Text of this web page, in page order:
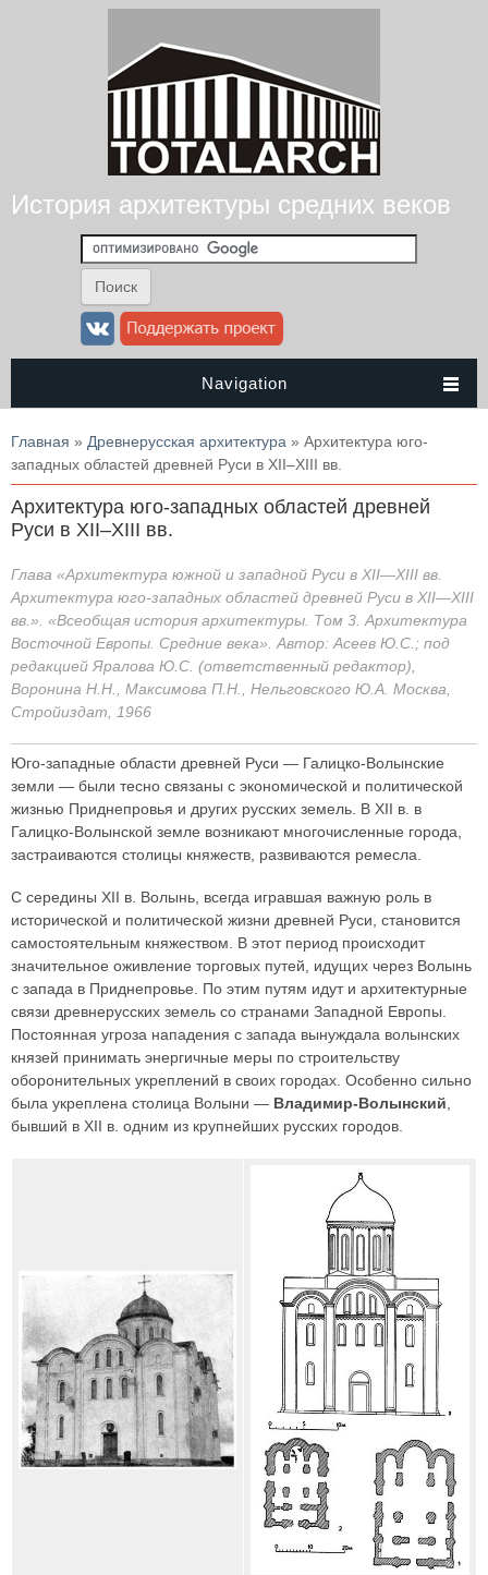
История архитектуры средних веков
Navigation
Вы здесь
Главная » Древнерусская архитектура » Архитектура юго-
западных областей древней Руси в XII–XIII вв.
Архитектура юго-западных областей древней
Руси в XII–XIII вв.
Глава «Архитектура южной и западной Руси в XII—XIII вв.
Архитектура юго-западных областей древней Руси в XII—XIII
вв.». «Всеобщая история архитектуры. Том 3. Архитектура
Восточной Европы. Средние века». Автор: Асеев Ю.С.; под
редакцией Яралова Ю.С. (ответственный редактор),
Воронина Н.Н., Максимова П.Н., Нельговского Ю.А. Москва,
Стройиздат, 1966
Юго-западные области древней Руси — Галицко-Волынские
земли — были тесно связаны с экономической и политической
жизнью Приднепровья и других русских земель. В XII в. в
Галицко-Волынской земле возникают многочисленные города,
застраиваются столицы княжеств, развиваются ремесла.
С середины XII в. Волынь, всегда игравшая важную роль в
исторической и политической жизни древней Руси, становится
самостоятельным княжеством. В этот период происходит
значительное оживление торговых путей, идущих через Волынь
с запада в Приднепровье. По этим путям идут и архитектурные
связи древнерусских земель со странами Западной Европы.
Постоянная угроза нападения с запада вынуждала волынских
князей принимать энергичные меры по строительству
оборонительных укреплений в своих городах. Особенно сильно
была укреплена столица Волыни — Владимир-Волынский
бывший в XII в. одним из крупнейших русских городов.